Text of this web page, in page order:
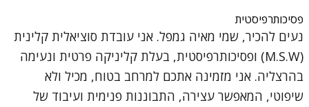
פסיכותרפיסטית
נעים להכיר, שמי מאיה גמפל. אני עובדת סוציאלית קלינית
(M.S.W) ופסיכותרפיסטית, בעלת קליניקה פרטית ונעימה
בהרצליה. אני מזמינה אתכם למרחב בטוח, מכיל ולא
שיפוטי, המאפשר עצירה, התבוננות פנימית ועיבוד של